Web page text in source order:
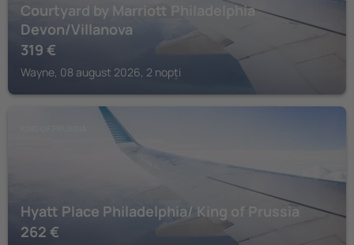
Courtyard by Marriott Philadelphia
Devon/Villanova
319 €
Wayne, 08 august 2026, 2 nopți
Hyatt Place Philadelphia/ King of Prussia
262 €